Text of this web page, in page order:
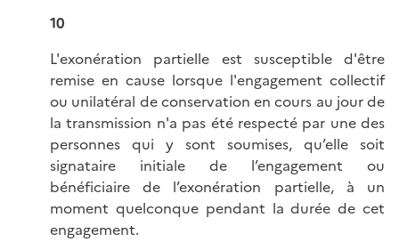
10
L'exonération partielle est susceptible d'être
remise en cause lorsque l'engagement collectif
ou unilatéral de conservation en cours au jour de
la transmission n'a pas été respecté par une des
personnes qui y sont soumises, qu’elle soit
signataire initiale de l’engagement ou
bénéficiaire de l’exonération partielle, à un
moment quelconque pendant la durée de cet
engagement.